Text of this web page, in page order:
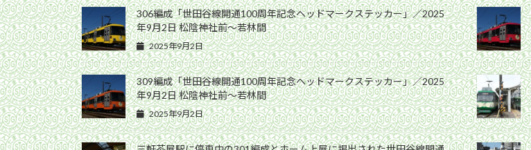
306編成「世田谷線開通100周年記念ヘッドマークステッカー」／2025
年9月2日 松陰神社前〜若林間
2025年9月2日
309編成「世田谷線開通100周年記念ヘッドマークステッカー」／2025
年9月2日 松陰神社前〜若林間
2025年9月2日